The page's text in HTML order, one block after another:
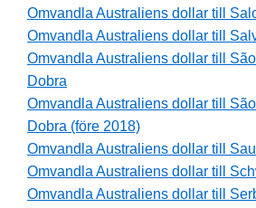
Omvandla Australiens dollar till
Omvandla Australiens dollar till
Omvandla Australiens dollar till
Dobra
Omvandla Australiens dollar till
Dobra (före 2018)
Omvandla Australiens dollar till
Omvandla Australiens dollar till
Omvandla Australiens dollar till